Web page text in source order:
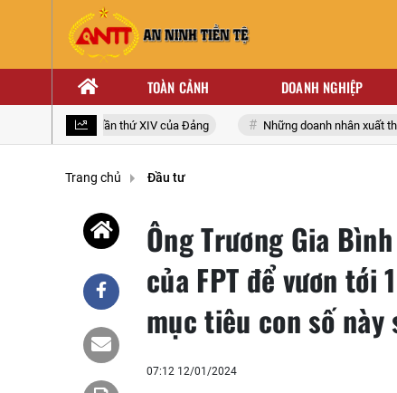
TOÀN CẢNH DOANH NGHIỆP
toàn quốc lần thứ XIV của Đảng Những doanh nhân xuất thân
Trang chủ Đầu tư
Ông Trương Gia
của FPT để vươn tới
mục tiêu con số này
07:12 12/01/2024